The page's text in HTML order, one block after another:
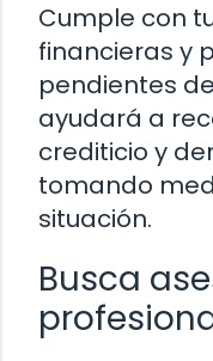
Cumple con
financieras y
pendientes
ayudará a
crediticio y
tomando
situación.
Busca